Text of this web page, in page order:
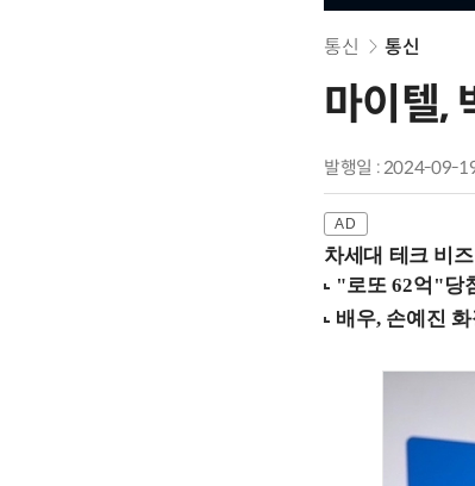
통신 통신
마이텔,
발행일 : 2024-09-
차세대 테크 비